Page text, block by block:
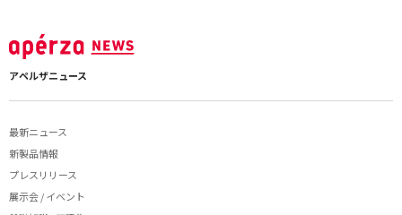
アペルザニュース
最新ニュース
新製品情報
プレスリリース
展示会 / イベント